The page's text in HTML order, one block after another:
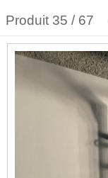
Produit 35 / 67